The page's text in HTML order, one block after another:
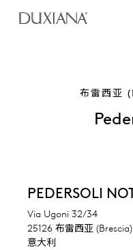
布雷西亚
PEDERSOLI
Via Ugoni 32/34
25126 布雷西亚 (Brescia)
意大利